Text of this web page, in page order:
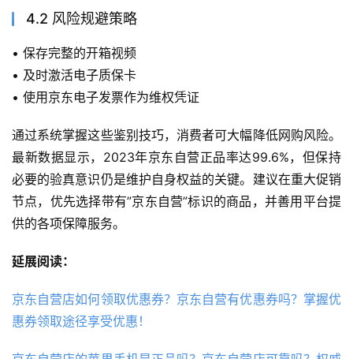
4.2 风险规避策略
• 保存完整的开箱视频
• 及时激活电子质保卡
• 使用京东电子发票作为维权凭证
通过系统掌握这些鉴别技巧，消费者可大幅降低网购风险。
最新数据显示，2023年京东自营正品率达99.6%，但保持
必要的验真意识仍是维护自身权益的关键。建议在重大促销
节点，优先选择带有”京东自营”标识的商品，并善用平台提
供的各项保障服务。
延展阅读：
京东自营店如何领取优惠券？京东自营有优惠券吗？掌握优
惠券领取途径享受优惠！